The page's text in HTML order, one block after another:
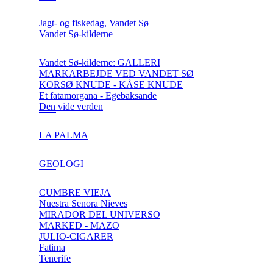
Jagt- og fiskedag, Vandet Sø
Vandet Sø-kilderne
Vandet Sø-kilderne: GALLERI
MARKARBEJDE VED VANDET SØ
KORSØ KNUDE - KÅSE KNUDE
Et fatamorgana - Egebaksande
Den vide verden
LA PALMA
GEOLOGI
CUMBRE VIEJA
Nuestra Senora Nieves
MIRADOR DEL UNIVERSO
MARKED - MAZO
JULIO-CIGARER
Fatima
Tenerife